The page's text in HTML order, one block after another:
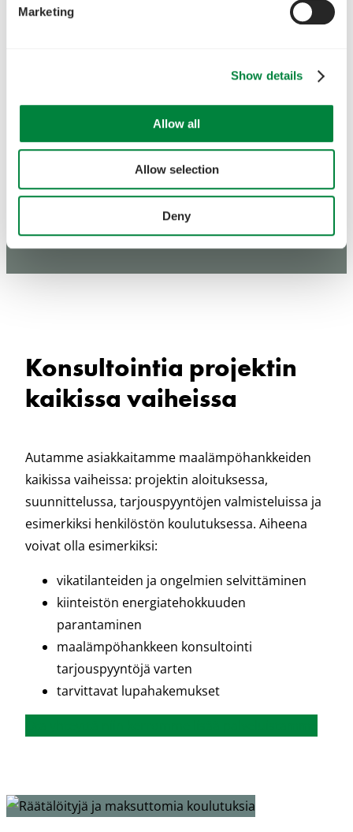
Marketing
Show details
Allow all
Allow selection
Deny
Konsultointia projektin
kaikissa vaiheissa
Autamme asiakkaitamme maalämpöhankkeiden
kaikissa vaiheissa: projektin aloituksessa,
suunnittelussa, tarjouspyyntöjen valmisteluissa ja
esimerkiksi henkilöstön koulutuksessa. Aiheena
voivat olla esimerkiksi:
vikatilanteiden ja ongelmien selvittäminen
kiinteistön energiatehokkuuden
parantaminen
maalämpöhankkeen konsultointi
tarjouspyyntöjä varten
tarvittavat lupahakemukset